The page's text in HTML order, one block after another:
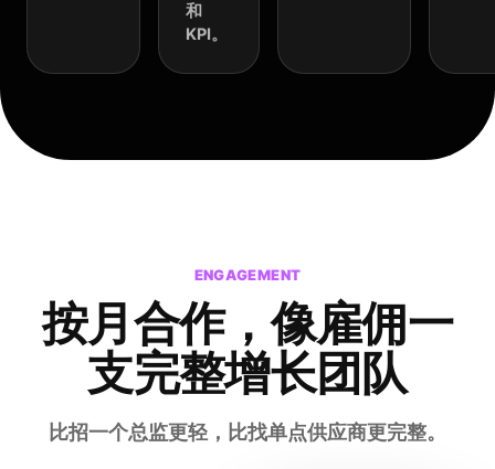
和
KPI。
ENGAGEMENT
按月合作，像雇佣一
支完整增长团队
比招一个总监更轻，比找单点供应商更完整。